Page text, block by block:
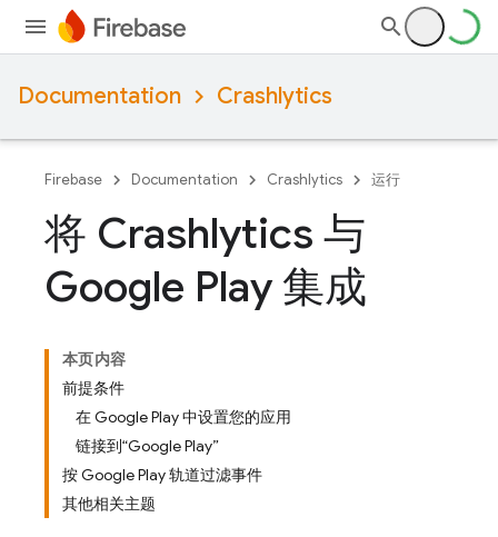
Documentation Crashlytics
Firebase Documentation Crashlytics 运行
将 Crashlytics 与
Google Play 集成
本页内容
前提条件
在 Google Play 中设置您的应用
链接到“Google Play”
按 Google Play 轨道过滤事件
其他相关主题